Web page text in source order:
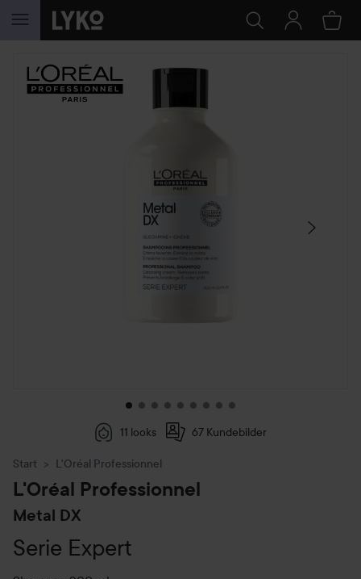
GÅ TIL INNHOLD
HOPP OVER SEKSJON
11 looks 67 Kundebilder
Start L'Oréal Professionnel
L'Oréal Professionnel
Metal DX
Serie Expert